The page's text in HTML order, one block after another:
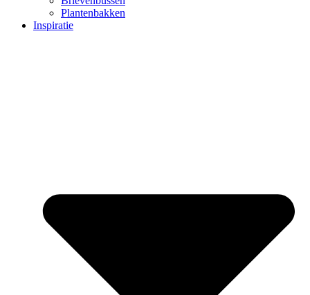
Plantenbakken
Inspiratie